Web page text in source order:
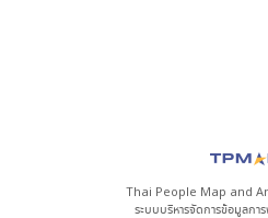
Thai People Map and
ระบบบริหารจัดการข้อมูลก